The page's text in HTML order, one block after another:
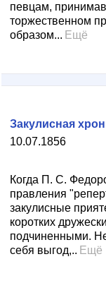
певцам,
торжественном
образом... Ещё
10.07.1856
Закулисная
Когда П. С.
правления
закулисные
коротких
подчиненными.
себя выгод,.. Ещё